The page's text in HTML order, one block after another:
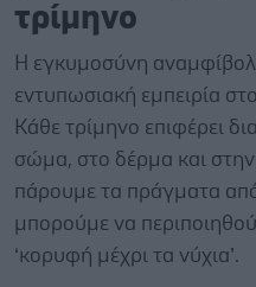
τρίμηνο
Η εγκυμοσύνη
εντυπωσιακή εμπειρία
Κάθε τρίμηνο επιφέρει
σώμα, στο δέρμα και
πάρουμε τα πράγματα
μπορούμε να
‘κορυφή μέχρι τα νύχια’.